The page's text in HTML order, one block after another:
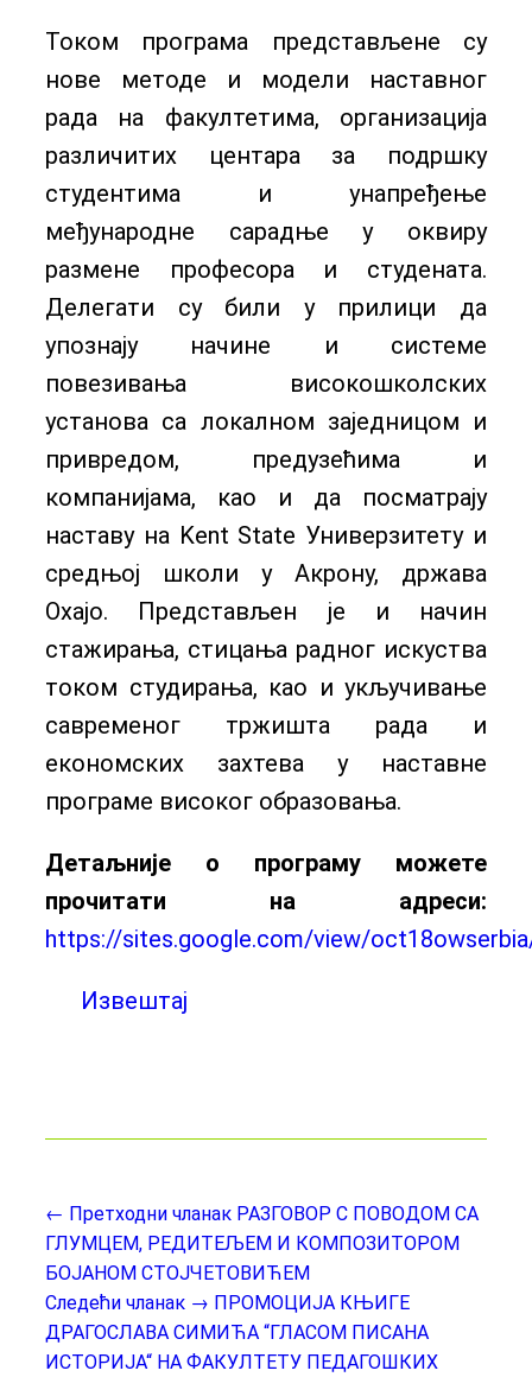
Током програма представљене су
нове методе и модели наставног
рада на факултетима, организација
различитих центара за подршку
студентима и унапређење
међународне сарадње у оквиру
размене професора и студената.
Делегати су били у прилици да
упознају начине и системе
повезивања високошколских
установа са локалном заједницом и
привредом, предузећима и
компанијама, као и да посматрају
наставу на Kent State Универзитету и
средњој школи у Акрону, држава
Охајо. Представљен је и начин
стажирања, стицања радног искуства
током студирања, као и укључивање
савременог тржишта рада и
економских захтева у наставне
програме високог образовања.
Детаљније о програму можете
прочитати на адреси:
https://sites.google.com/view/
Извештај
← Претходни чланак РАЗГОВОР С ПОВОДОМ СА
ГЛУМЦЕМ, РЕДИТЕЉЕМ И КОМПОЗИТОРОМ
БОЈАНОМ СТОЈЧЕТОВИЋЕМ
Следећи чланак → ПРОМОЦИЈА КЊИГЕ
ДРАГОСЛАВА СИМИЋА “ГЛАСОМ ПИСАНА
ИСТОРИЈА“ НА ФАКУЛТЕТУ ПЕДАГОШКИХ